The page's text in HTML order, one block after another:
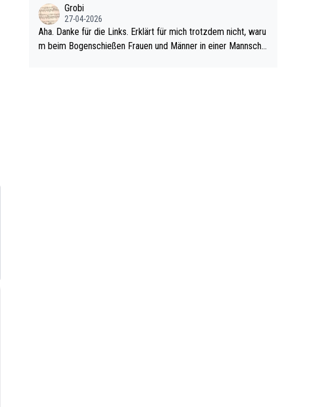
d diese könnten teils wirksam behandelt werden! Dafür müsst
e man nur zum Neurologen und nicht zum Mentaltrainer gehe
Grobi
27-04-2026
Aha. Danke für die Links. Erklärt für mich trotzdem nicht, waru
m beim Bogenschießen Frauen und Männer in einer Mannscha